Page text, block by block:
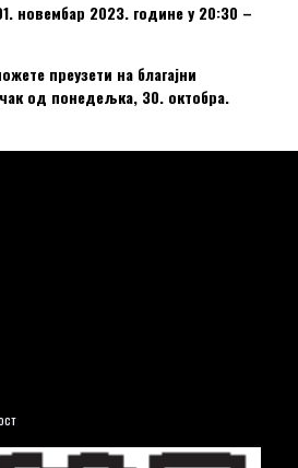
новембар 2023. године у 20:30 –
преузети на благајни
од понедељка, 30. октобра.